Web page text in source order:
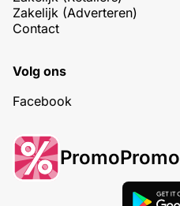
Zakelijk (Adverteren)
Contact
Volg ons
Facebook
PromoPromo